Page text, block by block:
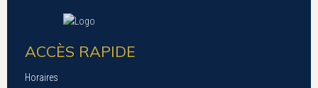
ACCÈS RAPIDE
Horaires